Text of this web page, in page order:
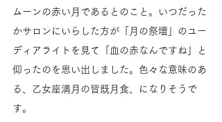
ムーンの赤い月であるとのこと。いつだった
かサロンにいらした方が「月の祭壇」のユー
ディアライトを見て「血の赤なんですね」と
仰ったのを思い出しました。色々な意味のあ
る、乙女座満月の皆既月食、になりそうで
す。